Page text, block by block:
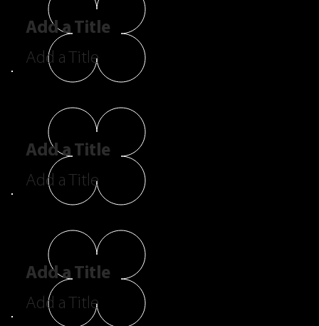
Add a Title
Add a Title
Add a Title
Add a Title
Add a Title
Add a Title